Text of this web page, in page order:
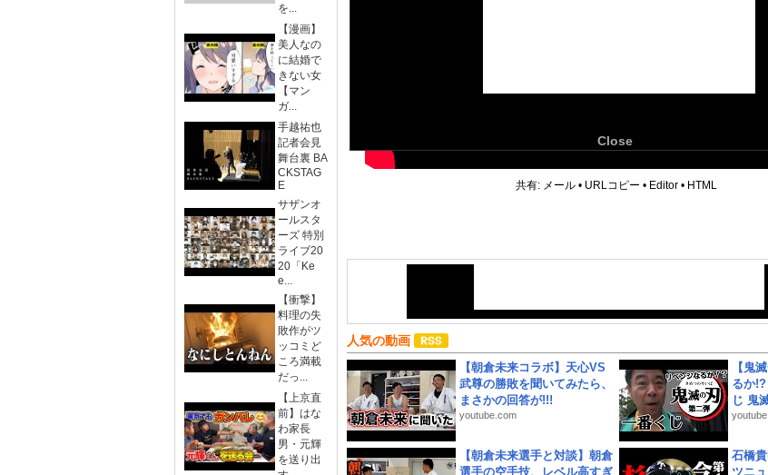
を...
【漫画】
美人なの
に結婚で
きない女
【マン
ガ...
手越祐也
記者会見
舞台裏 BA
CKSTAG
E
サザンオ
ールスタ
ーズ 特別
ライブ20
20「Ke
e...
【衝撃】
料理の失
敗作がツ
ッコミど
ころ満載
だっ...
【上京直
前】はな
わ家長
男・元輝
を送り出
Close
共有: メール • URLコピー • Editor • HTML
人気の動画
【朝倉未来コラボ】天心VS
武尊の勝敗を聞いてみたら、
まさかの回答が!!!
youtube.com
【鬼
るか!?
じ 鬼
【朝倉未来選手と対談】朝倉
選手の空手技、レベル高すぎ
石橋
ツニ